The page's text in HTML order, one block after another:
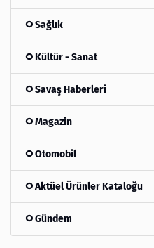
Sağlık
Kültür - Sanat
Savaş Haberleri
Magazin
Otomobil
Aktüel Ürünler Kataloğu
Gündem